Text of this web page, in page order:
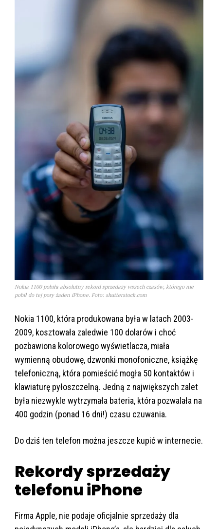
Nokia 1100 pobiła absolutny rekord sprzedaży wszech czasów, którego nie
pobił do tej pory żaden iPhone. Foto: shutterstock.com
Nokia 1100, która produkowana była w latach 2003-
2009, kosztowała zaledwie 100 dolarów i choć
pozbawiona kolorowego wyświetlacza, miała
wymienną obudowę, dzwonki monofoniczne, książkę
telefoniczną, która pomieścić mogła 50 kontaktów i
klawiaturę pyłoszczelną. Jedną z największych zalet
była niezwykle wytrzymała bateria, która pozwalała na
400 godzin (ponad 16 dni!) czasu czuwania.
Do dziś ten telefon można jeszcze kupić w internecie.
Rekordy sprzedaży
telefonu iPhone
Firma Apple, nie podaje oficjalnie sprzedaży dla